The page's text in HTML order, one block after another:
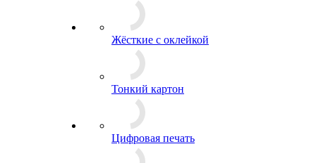
Жёсткие с оклейкой
Тонкий картон
Цифровая печать